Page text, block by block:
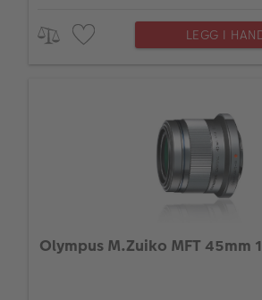
LEGG I
Olympus M.Zuiko MFT 45mm